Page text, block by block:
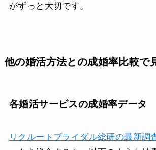
がずっと大切です。
他の婚活方法との成婚率比較で
各婚活サービスの成婚率データ
リクルートブライダル総研の最新調